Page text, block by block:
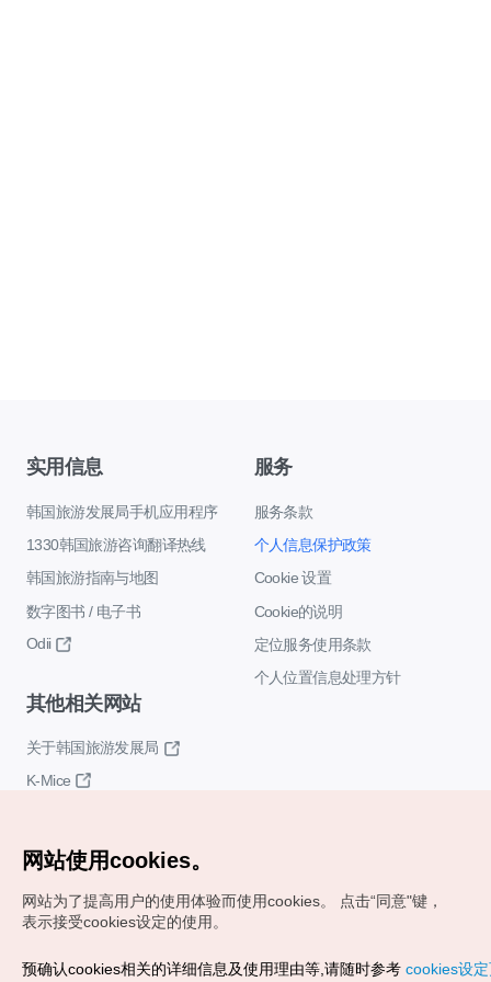
实用信息
韩国旅游发展局手机应用程序
1330韩国旅游咨询翻译热线
韩国旅游指南与地图
数字图书 / 电子书
Odii
服务
服务条款
个人信息保护政策
Cookie 设置
Cookie的说明
定位服务使用条款
个人位置信息处理方针
其他相关网站
关于韩国旅游发展局
K-Mice
Copyrights (c) 韩国旅游发展局版权所有
网站使用cookies。
网站为了提高用户的使用体验而使用cookies。
点击“同意"键，
表示接受cookies设定的使用。
预确认cookies相关的详细信息及使用理由等,请随时参考 cookies设